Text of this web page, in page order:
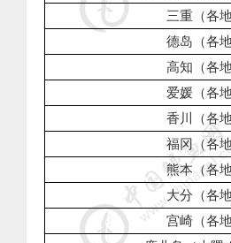
三重（各地
德岛（各地
高知（各地
爱媛（各地
香川（各地
福冈（各地
熊本（各地
大分（各地
宫崎（各地